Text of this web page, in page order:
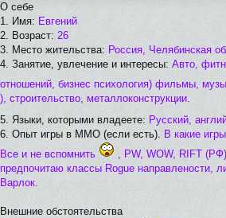
О себе
1. Имя: Евгений
2. Возраст: 26
3. Место жительства: Россия, Челябинская
4. Занятие, увлечение и интересы: Авто,
отношений, бизнес психология) фильмы,
), строительство, металлоконструкции.
5. Языки, которыми владеете: Русский,
6. Опыт игры в MMO (если есть). В какие
Все и не вспомнить
, PW, WOW, RIFT
предпочитаю классы Rogue направлености,
Варлок.
Внешние обстоятельства